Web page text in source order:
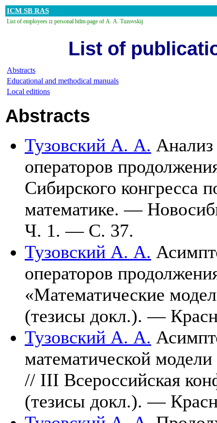
ICM SB RAS
List of employees :: personal htlm-page of A. A. Tuzovskij
List of
Abstracts
Educational and methodical manuals
Local editions
Abstracts
Тузовский А. А.
операторов
Сибирского конгресса
математике. —
Ч. 1. — С. 37.
Тузовский А. А.
операторов
«Математические
(тезисы докл.). —
Тузовский А. А.
математической
// III Всероссийская
(тезисы докл.). —